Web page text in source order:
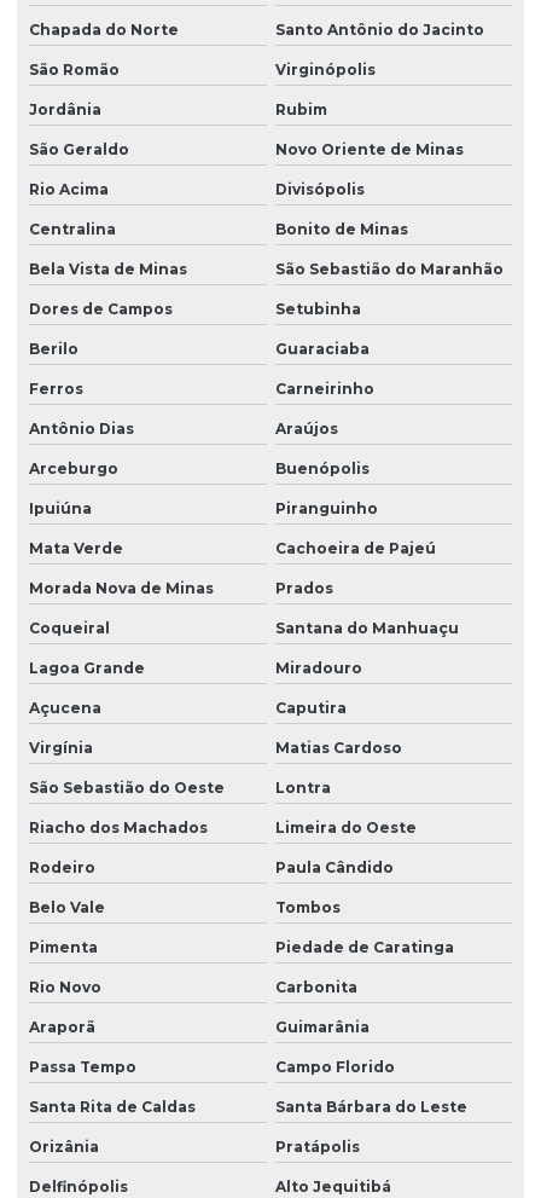
Chapada do Norte Santo Antônio do Jacinto
São Romão Virginópolis
Jordânia Rubim
São Geraldo Novo Oriente de Minas
Rio Acima Divisópolis
Centralina Bonito de Minas
Bela Vista de Minas São Sebastião do Maranhão
Dores de Campos Setubinha
Berilo Guaraciaba
Ferros Carneirinho
Antônio Dias Araújos
Arceburgo Buenópolis
Ipuiúna Piranguinho
Mata Verde Cachoeira de Pajeú
Morada Nova de Minas Prados
Coqueiral Santana do Manhuaçu
Lagoa Grande Miradouro
Açucena Caputira
Virgínia Matias Cardoso
São Sebastião do Oeste Lontra
Riacho dos Machados Limeira do Oeste
Rodeiro Paula Cândido
Belo Vale Tombos
Pimenta Piedade de Caratinga
Rio Novo Carbonita
Araporã Guimarânia
Passa Tempo Campo Florido
Santa Rita de Caldas Santa Bárbara do Leste
Orizânia Pratápolis
Delfinópolis Alto Jequitibá